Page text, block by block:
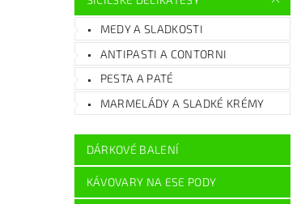
MEDY A SLADKOSTI
ANTIPASTI A CONTORNI
PESTA A PATÉ
MARMELÁDY A SLADKÉ KRÉMY
DÁRKOVÉ BALENÍ
KÁVOVARY NA ESE PODY